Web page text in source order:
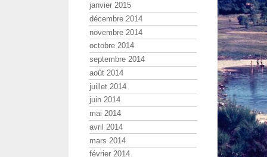
janvier 2015
décembre 2014
novembre 2014
octobre 2014
septembre 2014
août 2014
juillet 2014
juin 2014
mai 2014
avril 2014
mars 2014
février 2014